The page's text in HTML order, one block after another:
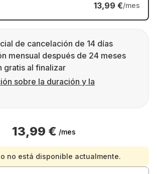
13,99 €/mes
de cancelación de 14 días
mensual después de 24 meses
gratis al finalizar
sobre la duración y la
13,99 € /mes
no está disponible actualmente.